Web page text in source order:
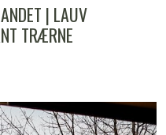
| LAUV
TRÆRNE